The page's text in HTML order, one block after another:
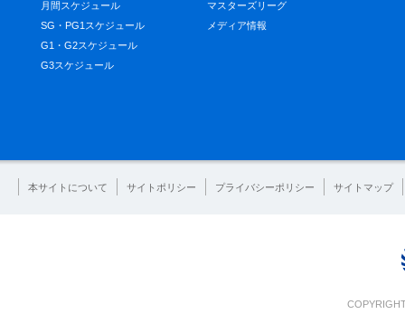
月間スケジュール
SG・PG1スケジュール
G1・G2スケジュール
G3スケジュール
マスターズリーグ
メディア情報
本サイトについて サイトポリシー プライバシーポリシー サイトマップ